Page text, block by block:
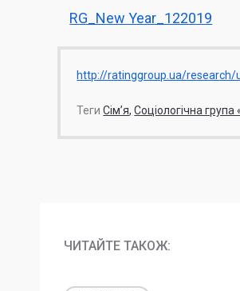
RG_New Year_122019
http://ratinggroup.ua/research/
Теги Сім’я Соціологічна група
ЧИТАЙТЕ ТАКОЖ: